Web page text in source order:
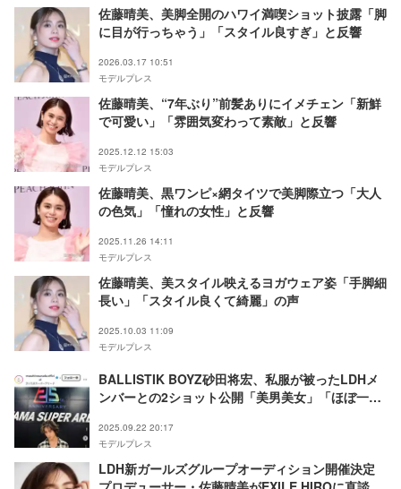
佐藤晴美、美脚全開のハワイ満喫ショット披露「脚
に目が行っちゃう」「スタイル良すぎ」と反響
2026.03.17 10:51
モデルプレス
佐藤晴美、“7年ぶり”前髪ありにイメチェン「新鮮
で可愛い」「雰囲気変わって素敵」と反響
2025.12.12 15:03
モデルプレス
佐藤晴美、黒ワンピ×網タイツで美脚際立つ「大人
の色気」「憧れの女性」と反響
2025.11.26 14:11
モデルプレス
佐藤晴美、美スタイル映えるヨガウェア姿「手脚細
長い」「スタイル良くて綺麗」の声
2025.10.03 11:09
モデルプレス
BALLISTIK BOYZ砂田将宏、私服が被ったLDHメ
ンバーとの2ショット公開「美男美女」「ほぼ一緒
2025.09.22 20:17
モデルプレス
LDH新ガールズグループオーディション開催決定